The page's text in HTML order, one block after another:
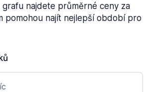
najdete průměrné ceny za
pomohou najít nejlepší období pro